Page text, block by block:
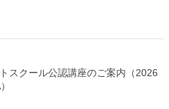
スクール公認講座のご案内（2026